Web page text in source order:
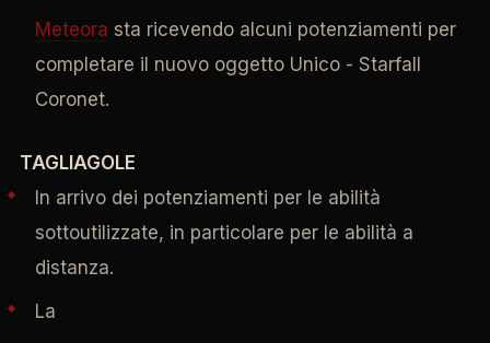
Meteora sta ricevendo alcuni potenziamenti per
completare il nuovo oggetto Unico - Starfall
Coronet.
TAGLIAGOLE
In arrivo dei potenziamenti per le abilità
sottoutilizzate, in particolare per le abilità a
distanza.
La